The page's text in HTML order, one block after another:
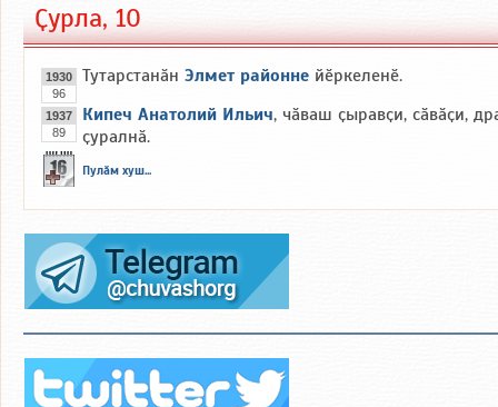
Ҫурла, 10
1930
96
Тутарстанӑн Элмет районне йӗркеленӗ.
1937
89
Кипеч Анатолий Ильич, чӑваш ҫыравҫи, сӑвӑҫи,
ҫуралнӑ.
Пулӑм хуш...